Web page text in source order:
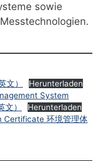
sowie
文）
Herunterladen
System
）
Herunterladen
Certificate 环境管理体